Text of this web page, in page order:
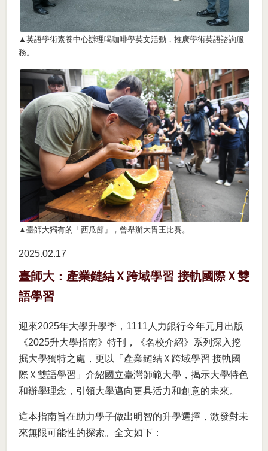
▲英語學術素養中心辦理喝咖啡學英文活動，推廣學術英語諮詢服
務。
▲臺師大獨有的「西瓜節」，曾舉辦大胃王比賽。
2025.02 17
臺師大：產業鏈結Ｘ跨域學習 接軌國際Ｘ雙
語學習
迎來2025年大學升學季，1111人力銀行今年元月出版
《2025升大學指南》特刊，《名校介紹》系列深入挖
掘大學獨特之處，更以「產業鏈結Ｘ跨域學習 接軌國
際Ｘ雙語學習」介紹國立臺灣師範大學，揭示大學特色
和辦學理念，引領大學邁向更具活力和創意的未來。
這本指南旨在助力學子做出明智的升學選擇，激發對未
來無限可能性的探索。全文如下：